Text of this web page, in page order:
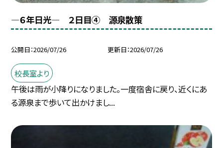
―６年日光― ２日目④ 源泉散策
公開日 2026/07/26 更新日 2026/07/26
校長室より
午後は雨が小降りになりました。一度宿舎に戻り、近くにあ
る源泉まで歩いて出かけまし...